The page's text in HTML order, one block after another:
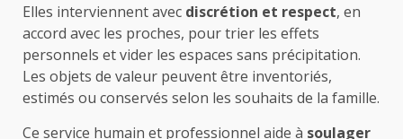
Elles interviennent avec discrétion et respect, en
accord avec les proches, pour trier les effets
personnels et vider les espaces sans précipitation.
Les objets de valeur peuvent être inventoriés,
estimés ou conservés selon les souhaits de la famille.
Ce service humain et professionnel aide à soulager